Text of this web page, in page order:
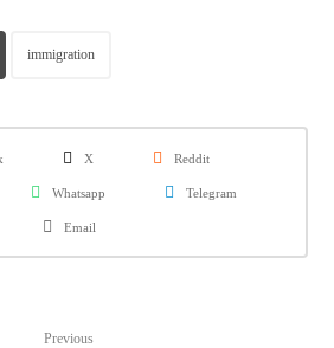
immigration
X Reddit
Whatsapp Telegram
Email
Previous